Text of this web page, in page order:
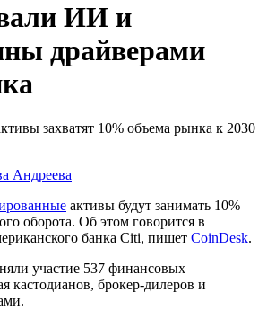
ИИ и
драйверами
захватят 10% объема рынка к 2030
Андреева
активы будут занимать 10%
оборота. Об этом говорится в
банка Citi, пишет CoinDesk.
участие 537 финансовых
кастодианов, брокер-дилеров и